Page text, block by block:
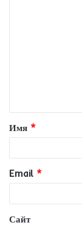
т
а
и
й
*
Имя *
Email *
Сайт